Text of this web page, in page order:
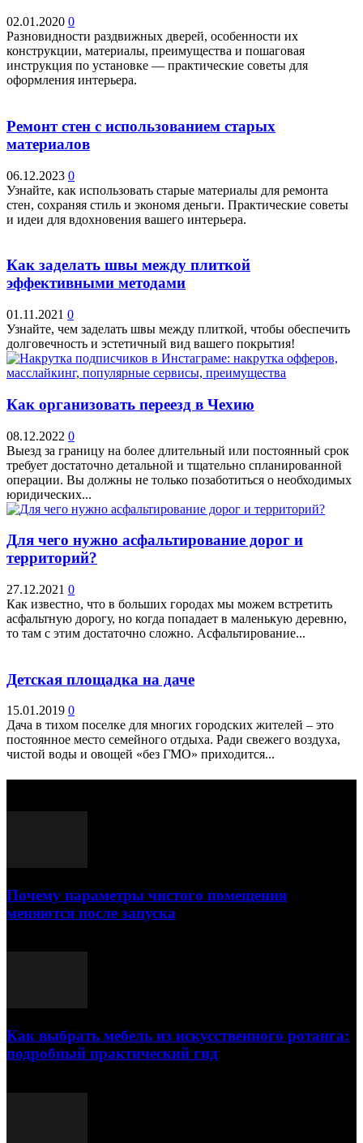
02.01.2020 0
Разновидности раздвижных дверей, особенности их
конструкции, материалы, преимущества и пошаговая
инструкция по установке — практические советы для
оформления интерьера.
Ремонт стен с использованием старых
материалов
06.12.2023 0
Узнайте, как использовать старые материалы для ремонта
стен, сохраняя стиль и экономя деньги. Практические советы
и идеи для вдохновения вашего интерьера.
Как заделать швы между плиткой
эффективными методами
01.11.2021 0
Узнайте, чем заделать швы между плиткой, чтобы обеспечить
долговечность и эстетичный вид вашего покрытия!
Как организовать переезд в Чехию
08.12.2022 0
Выезд за границу на более длительный или постоянный срок
требует достаточно детальной и тщательно спланированной
операции. Вы должны не только позаботиться о необходимых
юридических...
Для чего нужно асфальтирование дорог и
территорий?
27.12.2021 0
Как известно, что в больших городах мы можем встретить
асфальтную дорогу, но когда попадает в маленькую деревню,
то там с этим достаточно сложно. Асфальтирование...
Детская площадка на даче
15.01.2019 0
Дача в тихом поселке для многих городских жителей – это
постоянное место семейного отдыха. Ради свежего воздуха,
чистой воды и овощей «без ГМО» приходится...
Почему параметры чистого помещения
меняются после запуска
Как выбрать мебель из искусственного ротанга:
подробный практический гид